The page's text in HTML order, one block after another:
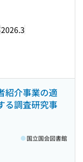
2026.3
紹介事業の適
る調査研究事
国立国会図書館